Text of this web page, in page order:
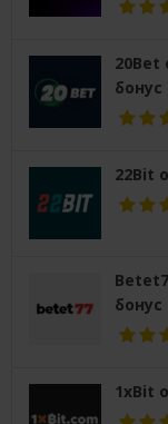
20Bet
бонус
22Bit
бонус
1xBit